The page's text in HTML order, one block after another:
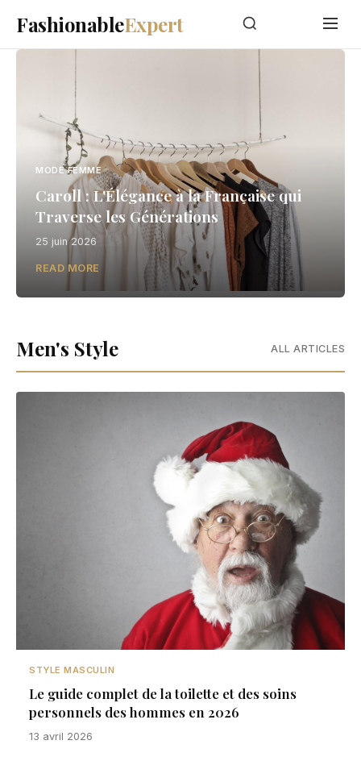
FashionableExpert
MODE FEMME
Caroll : L'Élégance à la Française qui
Traverse les Générations
25 juin 2026
READ MORE
Men's Style ALL ARTICLES
STYLE MASCULIN
Le guide complet de la toilette et des soins
personnels des hommes en 2026
13 avril 2026